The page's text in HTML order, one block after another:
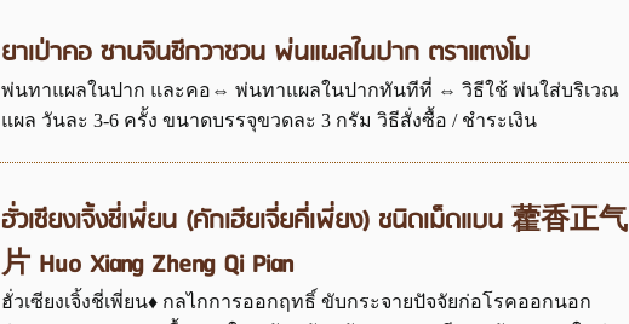
ยาเป่าคอ ซานจินซีกวาซวน พ่นแผลในปาก ตราแตงโม
พ่นทาแผลในปาก และคอ⇔ พ่นทาแผลในปากทันทีที่ ⇔ วิธีใช้ พ่นใส่บริเวณ
แผล วันละ 3-6 ครั้ง ขนาดบรรจุขวดละ 3 กรัม วิธีสั่งซื้อ / ชำระเงิน
ฮั่วเซียงเจิ้งชี่เพี่ยน (คักเฮียเจี่ยคี่เพี่ยง) ชนิดเม็ดแบน 藿香正气
片 Huo Xiang Zheng Qi Pian
ฮั่วเซียงเจิ้งชี่เพี่ยน♦ กลไกการออกฤทธิ์ ขับกระจายปัจจัยก่อโรคออกนอก